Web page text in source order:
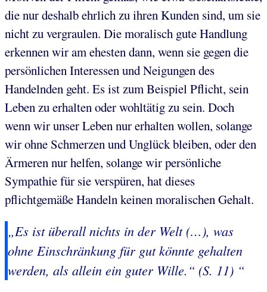
die nur deshalb ehrlich zu ihren Kunden sind, um sie
nicht zu vergraulen. Die moralisch gute Handlung
erkennen wir am ehesten dann, wenn sie gegen die
persönlichen Interessen und Neigungen des
Handelnden geht. Es ist zum Beispiel Pflicht, sein
Leben zu erhalten oder wohltätig zu sein. Doch
wenn wir unser Leben nur erhalten wollen, solange
wir ohne Schmerzen und Unglück bleiben, oder den
Ärmeren nur helfen, solange wir persönliche
Sympathie für sie verspüren, hat dieses
pflichtgemäße Handeln keinen moralischen Gehalt.
„Es ist überall nichts in der Welt (…), was
ohne Einschränkung für gut könnte gehalten
werden, als allein ein guter Wille.“ (S. 11) “